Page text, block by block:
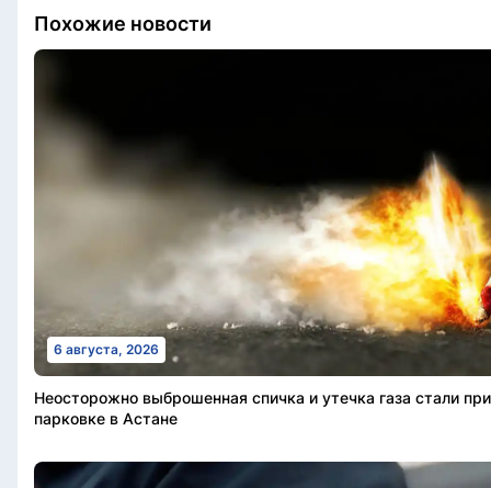
Похожие новости
6 августа, 2026
Неосторожно выброшенная спичка и утечка газа стали
парковке в Астане